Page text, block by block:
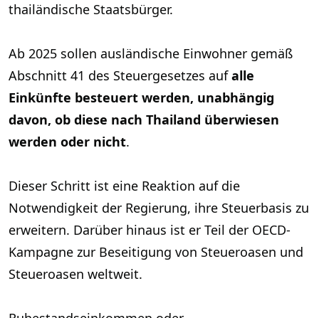
thailändische Staatsbürger.
Ab 2025 sollen ausländische Einwohner gemäß
Abschnitt 41 des Steuergesetzes aufalle
Einkünfte besteuert werden, unabhängig
davon, ob diese nach Thailand überwiesen
werden oder nicht.
Dieser Schritt ist eine Reaktion auf die
Notwendigkeit der Regierung, ihre Steuerbasis zu
erweitern. Darüber hinaus ist er Teil der OECD-
Kampagne zur Beseitigung von Steueroasen und
Steueroasen weltweit.